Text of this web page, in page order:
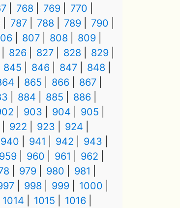
768 769
770
787 788 789
790
807 808
809
826 827 828
829
845 846 847
848
865 866
867
884 885
886
903 904
905
922 923
924
940 941 942
943
959 960 961
962
979 980
981
998 999
1000
1014 1015
1016